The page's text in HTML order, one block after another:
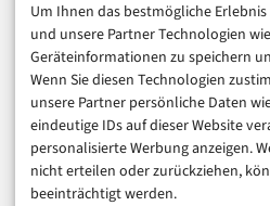
Um Ihnen das bestmögliche
und unsere Partner Technologien
Geräteinformationen zu speichern
Wenn Sie diesen Technologien
unsere Partner persönliche Daten
eindeutige IDs auf dieser Website
personalisierte Werbung anzeigen.
nicht erteilen oder zurückziehen,
beeinträchtigt werden.
digitalmagazin .de
Ihr Kompass für die digitale Welt.
Digitalisierung, KI, E-Commerce,
digitalen Wirtschaft.
Rubriken